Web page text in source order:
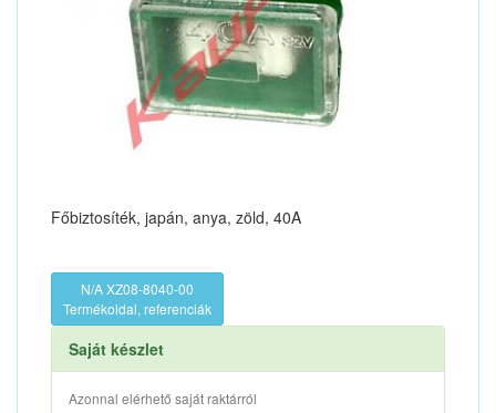
Főbiztosíték, japán, anya, zöld, 40A
N/A XZ08-8040-00
Termékoldal, referenciák
Saját készlet
Azonnal elérhető saját raktárról